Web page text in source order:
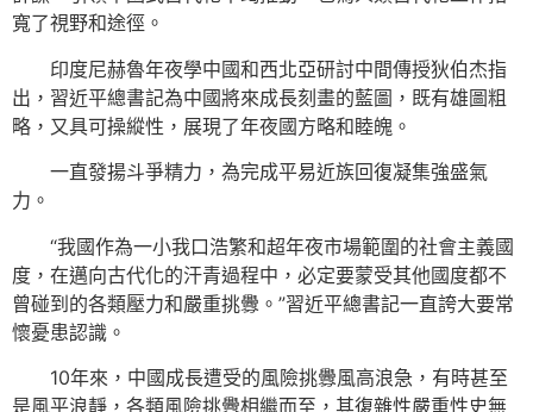
寬了視野和途徑。
印度尼赫魯年夜學中國和西北亞研討中間傳授狄伯杰指
出，習近平總書記為中國將來成長刻畫的藍圖，既有雄圖粗
略，又具可操縱性，展現了年夜國方略和睦魄。
一直發揚斗爭精力，為完成平易近族回復凝集強盛氣
力。
“我國作為一小我口浩繁和超年夜市場範圍的社會主義國
度，在邁向古代化的汗青過程中，必定要蒙受其他國度都不
曾碰到的各類壓力和嚴重挑釁。”習近平總書記一直誇大要常
懷憂患認識。
10年來，中國成長遭受的風險挑釁風高浪急，有時甚至
是風平浪靜，各類風險挑釁相繼而至，其復雜性嚴重性史無